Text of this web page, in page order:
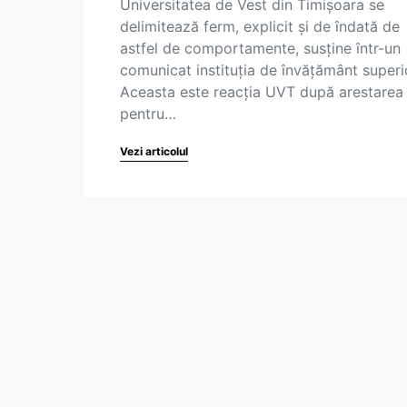
Universitatea de Vest din Timișoara se
delimitează ferm, explicit și de îndată de
astfel de comportamente, susține într-un
comunicat instituția de învățământ
Aceasta este reacția UVT după arestarea
pentru…
Vezi articolul